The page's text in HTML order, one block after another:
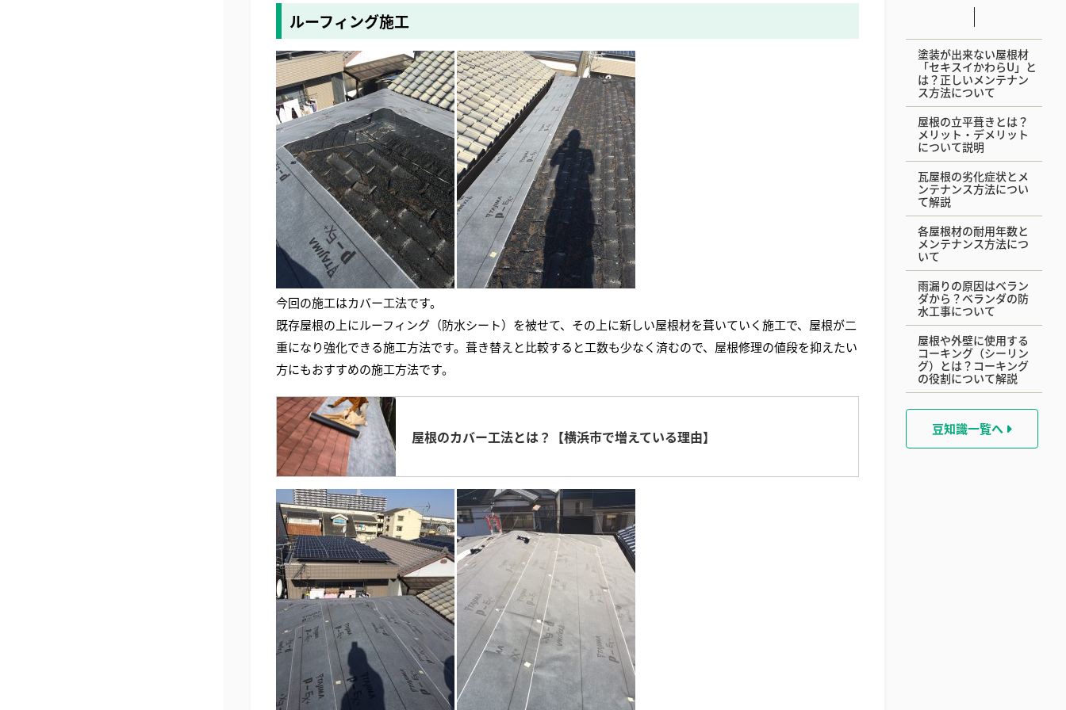
ルーフィング施工
今回の施工はカバー工法です。
既存屋根の上にルーフィング（防水シート）を被せて、その上に新しい屋根材を葺いていく施工で、屋根が二
重になり強化できる施工方法です。葺き替えと比較すると工数も少なく済むので、屋根修理の値段を抑えたい
方にもおすすめの施工方法です。
屋根のカバー工法とは？【横浜市で増えている理由】
塗装が出来ない屋根材
「セキスイかわらU」と
は？正しいメンテナン
ス方法について
屋根の立平葺きとは？
メリット・デメリット
について説明
瓦屋根の劣化症状とメ
ンテナンス方法につい
て解説
各屋根材の耐用年数と
メンテナンス方法につ
いて
雨漏りの原因はベラン
ダから？ベランダの防
水工事について
屋根や外壁に使用する
コーキング（シーリン
グ）とは？コーキング
の役割について解説
豆知識一覧へ